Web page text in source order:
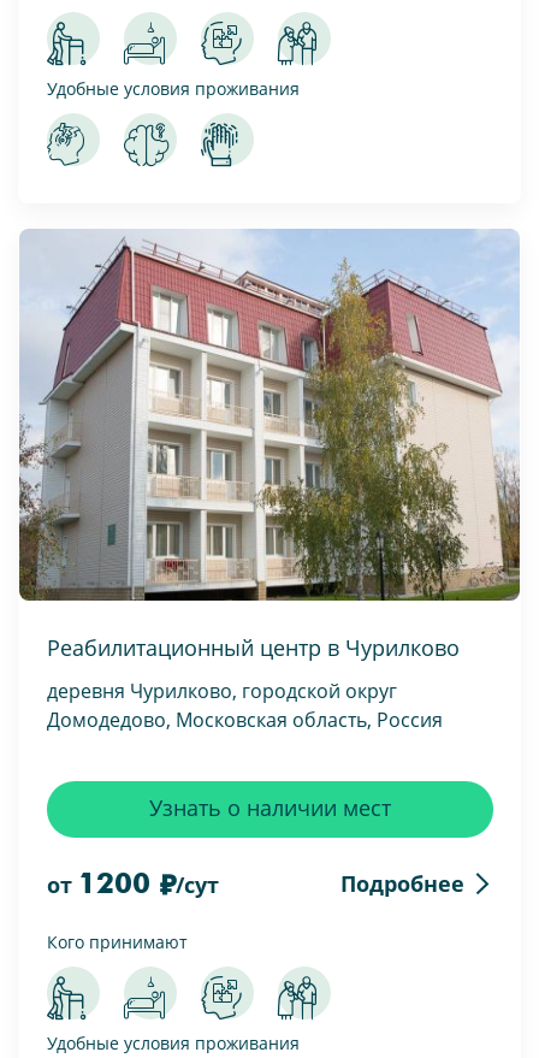
Удобные условия проживания
Реабилитационный центр в Чурилково
деревня Чурилково, городской округ
Домодедово, Московская область, Россия
от 1200 /сут Подробнее
Узнать о наличии мест
Кого принимают
Удобные условия проживания